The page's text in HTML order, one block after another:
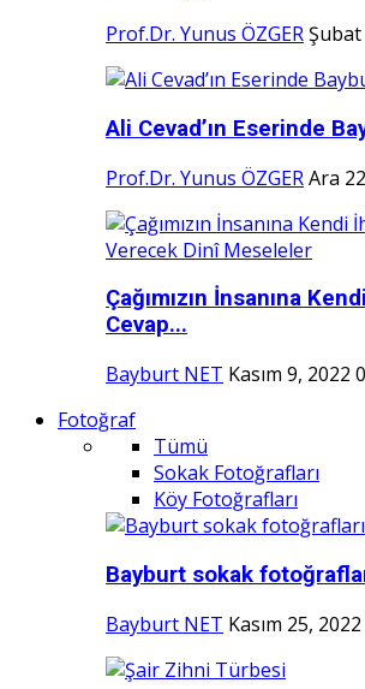
Prof.Dr. Yunus ÖZGERŞubat
Ali Cevad’ın Eserinde
Prof.Dr. Yunus ÖZGERAra
Çağımızın İnsanına
Cevap...
Bayburt NET Kasım 9, 2022 0
Fotoğraf
Tümü
Sokak Fotoğrafları
Köy Fotoğrafları
Bayburt sokak
Bayburt NET Kasım 25, 2022